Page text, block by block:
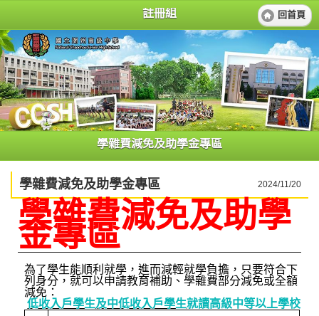
註冊組 回首頁
學雜費減免及助學金專區
學雜費減免及助學金專區 2024/11/20
學雜費減免及助學
金專區
為了學生能順利就學，進而減輕就學負擔，只要符合下
列身分，就可以申請教育補助、學雜費部分減免或全額
減免：
低收入戶學生及中低收入戶學生就讀高級中等以上學校